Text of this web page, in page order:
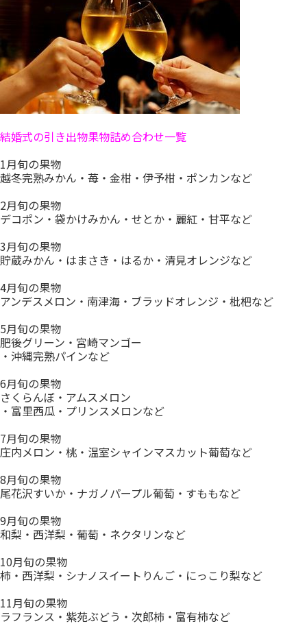
結婚式の引き出物果物詰め合わせ一覧
1月旬の果物
越冬完熟みかん・苺・金柑・伊予柑・ポンカンなど
2月旬の果物
デコポン・袋かけみかん・せとか・麗紅・甘平など
3月旬の果物
貯蔵みかん・はまさき・はるか・清見オレンジなど
4月旬の果物
アンデスメロン・南津海・ブラッドオレンジ・枇杷など
5月旬の果物
肥後グリーン・宮崎マンゴー
・沖縄完熟パインなど
6月旬の果物
さくらんぼ・アムスメロン
・富里西瓜・プリンスメロンなど
7月旬の果物
庄内メロン・桃・温室シャインマスカット葡萄など
8月旬の果物
尾花沢すいか・ナガノパープル葡萄・すももなど
9月旬の果物
和梨・西洋梨・葡萄・ネクタリンなど
10月旬の果物
柿・西洋梨・シナノスイートりんご・にっこり梨など
11月旬の果物
ラフランス・紫苑ぶどう・次郎柿・富有柿など